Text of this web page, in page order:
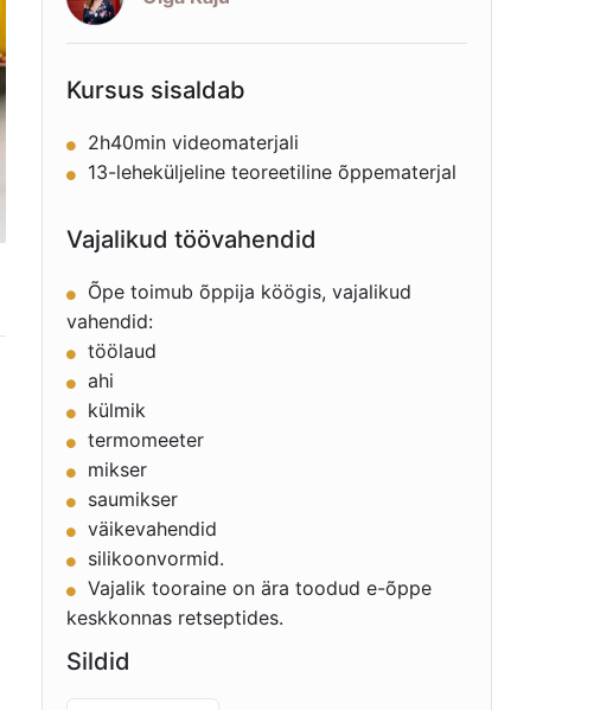
Kursus sisaldab
2h40min videomaterjali
13-leheküljeline teoreetiline õppematerjal
Vajalikud töövahendid
Õpe toimub õppija köögis, vajalikud
vahendid:
töölaud
ahi
külmik
termomeeter
mikser
saumikser
väikevahendid
silikoonvormid.
Vajalik tooraine on ära toodud e-õppe
keskkonnas retseptides.
Sildid